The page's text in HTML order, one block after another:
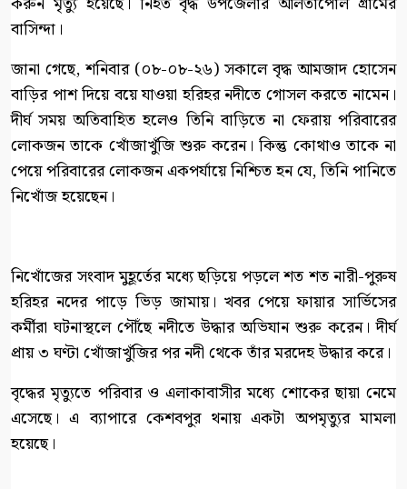
বাসিন্দা।
জানা গেছে, শনিবার (০৮-০৮-২৬) সকালে বৃদ্ধ আমজাদ হোসেন
বাড়ির পাশ দিয়ে বয়ে যাওয়া হরিহর নদীতে গোসল করতে নামেন।
দীর্ঘ সময় অতিবাহিত হলেও তিনি বাড়িতে না ফেরায় পরিবারের
লোকজন তাকে খোঁজাখুঁজি শুরু করেন। কিন্তু কোথাও তাকে না
পেয়ে পরিবারের লোকজন একপর্যায়ে নিশ্চিত হন যে, তিনি পানিতে
নিখোঁজ হয়েছেন।
নিখোঁজের সংবাদ মুহূর্তের মধ্যে ছড়িয়ে পড়লে শত শত নারী-পুরুষ
হরিহর নদের পাড়ে ভিড় জামায়। খবর পেয়ে ফায়ার সার্ভিসের
কর্মীরা ঘটনাস্থলে পৌঁছে নদীতে উদ্ধার অভিযান শুরু করেন। দীর্ঘ
প্রায় ৩ ঘণ্টা খোঁজাখুঁজির পর নদী থেকে তাঁর মরদেহ উদ্ধার করে।
বৃদ্ধের মৃত্যুতে পরিবার ও এলাকাবাসীর মধ্যে শোকের ছায়া নেমে
এসেছে। এ ব্যাপারে কেশবপুর থনায় একটা অপমৃত্যুর মামলা
হয়েছে।